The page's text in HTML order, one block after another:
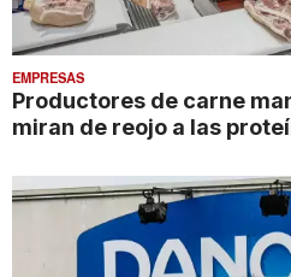
EMPRESAS
Productores de carne
miran de reojo a las